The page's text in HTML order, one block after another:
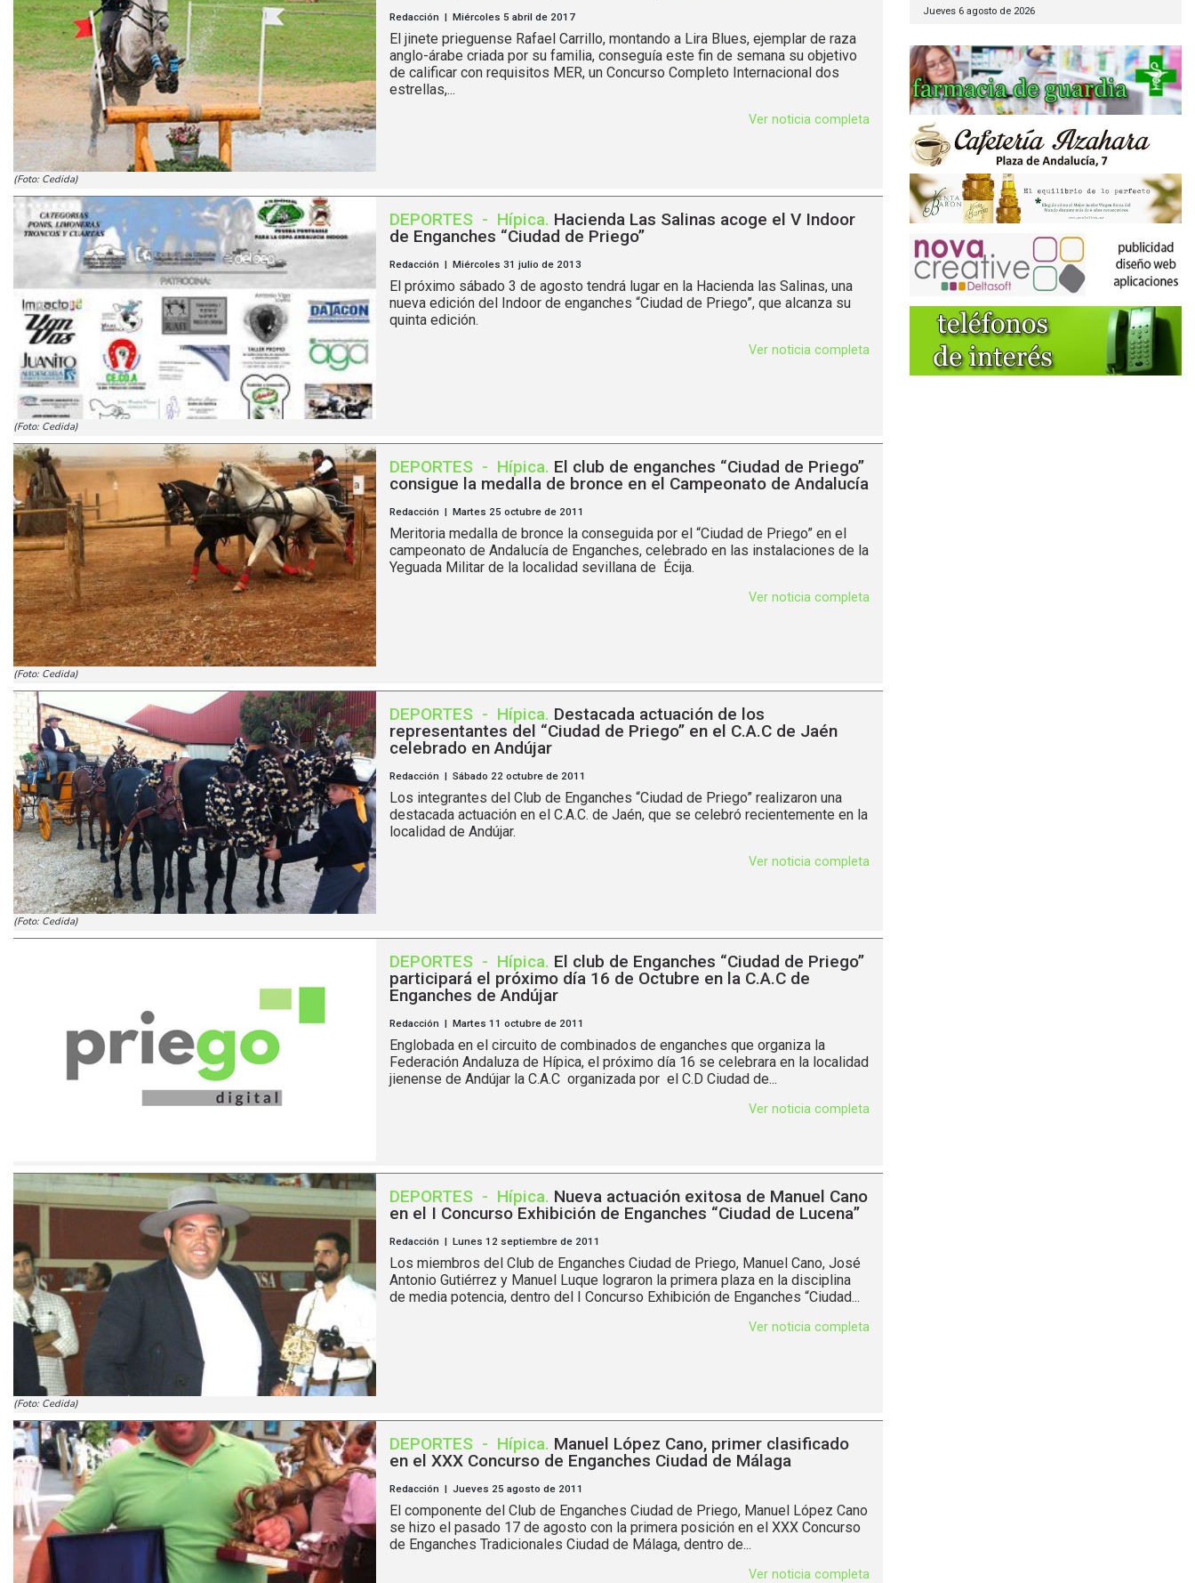
(Foto: Cedida)
Redacción | Miércoles 5 abril de 2017
El jinete prieguense Rafael Carrillo, montando a Lira Blues, ejemplar de raza
anglo-árabe criada por su familia, conseguía este fin de semana su objetivo
de calificar con requisitos MER, un Concurso Completo Internacional dos
estrellas,...
Ver noticia completa
(Foto: Cedida)
DEPORTES - Hípica. Hacienda Las Salinas acoge el V Indoor
de Enganches “Ciudad de Priego”
Redacción | Miércoles 31 julio de 2013
El próximo sábado 3 de agosto tendrá lugar en la Hacienda las Salinas, una
nueva edición del Indoor de enganches “Ciudad de Priego”, que alcanza su
quinta edición.
Ver noticia completa
(Foto: Cedida)
DEPORTES - Hípica. El club de enganches “Ciudad de Priego”
consigue la medalla de bronce en el Campeonato de Andalucía
Redacción | Martes 25 octubre de 2011
Meritoria medalla de bronce la conseguida por el “Ciudad de Priego” en el
campeonato de Andalucía de Enganches, celebrado en las instalaciones de la
Yeguada Militar de la localidad sevillana de Écija.
Ver noticia completa
(Foto: Cedida)
DEPORTES - Hípica. Destacada actuación de los
representantes del “Ciudad de Priego” en el C.A.C de Jaén
celebrado en Andújar
Redacción | Sábado 22 octubre de 2011
Los integrantes del Club de Enganches “Ciudad de Priego” realizaron una
destacada actuación en el C.A.C. de Jaén, que se celebró recientemente en la
localidad de Andújar.
Ver noticia completa
DEPORTES - Hípica. El club de Enganches “Ciudad de Priego”
participará el próximo día 16 de Octubre en la C.A.C de
Enganches de Andújar
Redacción | Martes 11 octubre de 2011
Englobada en el circuito de combinados de enganches que organiza la
Federación Andaluza de Hípica, el próximo día 16 se celebrara en la localidad
jienense de Andújar la C.A.C organizada por el C.D Ciudad de...
Ver noticia completa
(Foto: Cedida)
DEPORTES - Hípica. Nueva actuación exitosa de Manuel Cano
en el I Concurso Exhibición de Enganches “Ciudad de Lucena”
Redacción | Lunes 12 septiembre de 2011
Los miembros del Club de Enganches Ciudad de Priego, Manuel Cano, José
Antonio Gutiérrez y Manuel Luque lograron la primera plaza en la disciplina
de media potencia, dentro del I Concurso Exhibición de Enganches “Ciudad...
Ver noticia completa
DEPORTES - Hípica. Manuel López Cano, primer clasificado
en el XXX Concurso de Enganches Ciudad de Málaga
Redacción | Jueves 25 agosto de 2011
El componente del Club de Enganches Ciudad de Priego, Manuel López Cano
se hizo el pasado 17 de agosto con la primera posición en el XXX Concurso
de Enganches Tradicionales Ciudad de Málaga, dentro de...
Ver noticia completa
Jueves 6 agosto de 2026